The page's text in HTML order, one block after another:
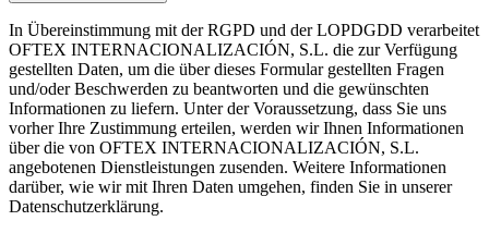
In Übereinstimmung mit der RGPD und der LOPDGDD verarbeitet
OFTEX INTERNACIONALIZACIÓN, S.L. die zur Verfügung
gestellten Daten, um die über dieses Formular gestellten Fragen
und/oder Beschwerden zu beantworten und die gewünschten
Informationen zu liefern. Unter der Voraussetzung, dass Sie uns
vorher Ihre Zustimmung erteilen, werden wir Ihnen Informationen
über die von OFTEX INTERNACIONALIZACIÓN, S.L.
angebotenen Dienstleistungen zusenden. Weitere Informationen
darüber, wie wir mit Ihren Daten umgehen, finden Sie in unserer
Datenschutzerklärung.